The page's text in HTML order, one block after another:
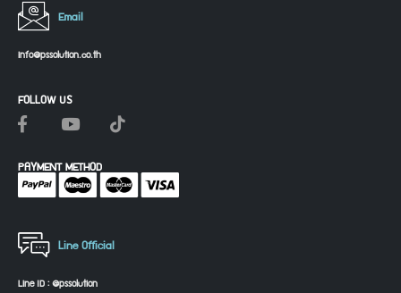
Line Official
Line ID : @pssolution
Email
info@pssolution.co.th
FOLLOW US
PAYMENT METHOD